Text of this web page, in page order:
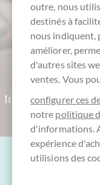
Indécis ? Prenez un
LUXE !
outre, nous
destinés à
nous indiquent,
améliorer,
d'autres sites
ventes. Vous
configurer ces
notre politique
d'informations.
expérience
utilisions des